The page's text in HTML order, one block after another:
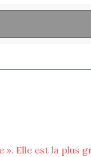
Elle est la plus